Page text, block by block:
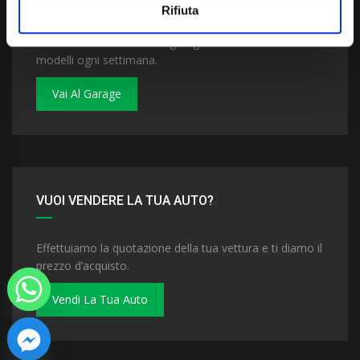
Rifiuta
Dai un'occhiata al nostro garage. Troverai nuovi
modelli ogni settimana.
Vai Al Garage
VUOI VENDERE LA TUA AUTO?
Effettuiamo la quotazione della tua vettura e ti diamo il
prezzo d’acquisto.
Vendi La Tua Auto